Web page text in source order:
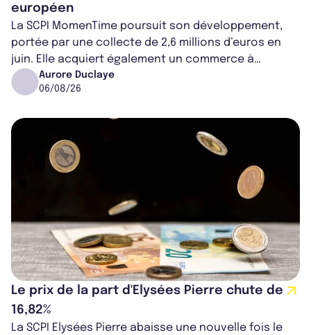
européen
La SCPI MomenTime poursuit son développement,
portée par une collecte de 2,6 millions d’euros en
juin. Elle acquiert également un commerce à
Worcester, place une plateforme logisti...
Aurore Duclaye
06/08/26
Le prix de la part d'Elysées Pierre chute de
16,82%
La SCPI Elysées Pierre abaisse une nouvelle fois le